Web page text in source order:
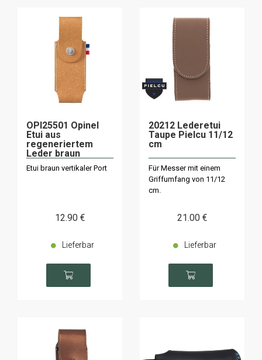
OPI25501 Opinel
Etui aus
regeneriertem
Leder braun
Etui braun vertikaler Port
12.90 €
Lieferbar
20212 Lederetui
Taupe Pielcu 11/12
cm
Für Messer mit einem
Griffumfang von 11/12
cm.
21.00 €
Lieferbar